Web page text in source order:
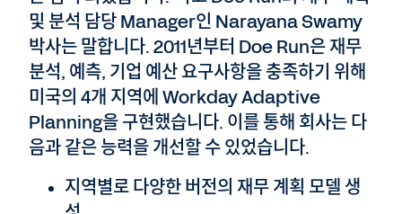
및 분석 담당 Manager인 Narayana Swamy
박사는 말합니다. 2011년부터 Doe Run은 재무
분석, 예측, 기업 예산 요구사항을 충족하기 위해
미국의 4개 지역에 Workday Adaptive
Planning을 구현했습니다. 이를 통해 회사는 다
음과 같은 능력을 개선할 수 있었습니다.
지역별로 다양한 버전의 재무 계획 모델 생